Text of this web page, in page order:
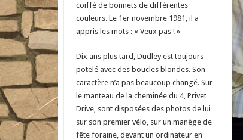
coiffé de bonnets de différentes
couleurs. Le 1er novembre 1981, il a
appris les mots : « Veux pas ! »
Dix ans plus tard, Dudley est toujours
potelé avec des boucles blondes. Son
caractère n’a pas beaucoup changé. Sur
le manteau de la cheminée du 4, Privet
Drive, sont disposées des photos de lui
sur son premier vélo, sur un manège de
fête foraine, devant un ordinateur en